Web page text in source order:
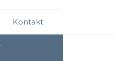
Kontakt